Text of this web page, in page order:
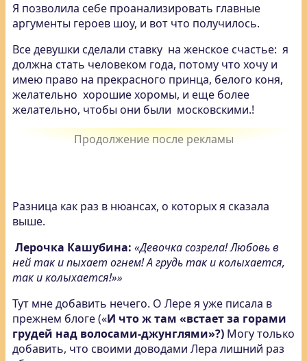
Я позволила себе проанализировать главные
аргументы героев шоу, и вот что получилось.
Все девушки сделали ставку на женское счастье: я
должна стать человеком года, потому что хочу и
имею право на прекрасного принца, белого коня,
желательно хорошие хоромы, и еще более
желательно, чтобы они были московскими.!
Разница как раз в нюансах, о которых я сказала
выше.
Лерочка Кашубина: «Девочка созрела! Любовь в
ней так и пыхает огнем! А грудь так и колыхается,
так и колыхается!»»
Тут мне добавить нечего. О Лере я уже писала в
прежнем блоге («И что ж там «встает за горами
грудей над волосами-джунглями»?) Могу только
добавить, что своими доводами Лера лишний раз